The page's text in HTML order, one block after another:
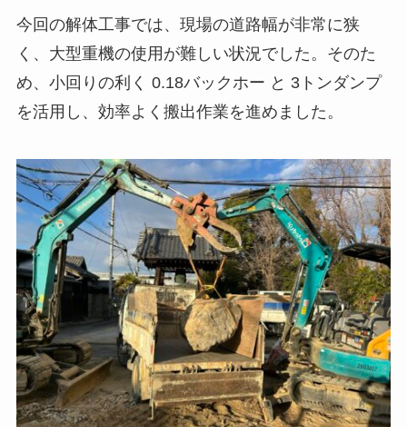
今回の解体工事では、現場の道路幅が非常に狭
く、大型重機の使用が難しい状況でした。そのた
め、小回りの利く 0.18バックホー と 3トンダンプ
を活用し、効率よく搬出作業を進めました。